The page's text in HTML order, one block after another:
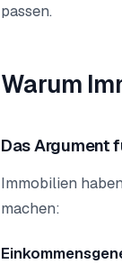
passen.
Warum
Das Argument
Immobilien
machen: